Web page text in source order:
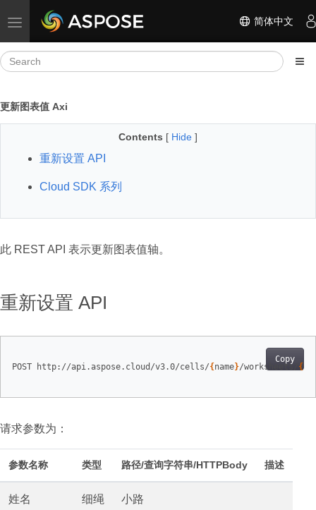
Toggle navigation 简体中文
更新图表值 Axi
Contents [ Hide ]
重新设置 API
Cloud SDK 系列
此 REST API 表示更新图表值轴。
重新设置 API
Copy
POST http://api.aspose.cloud/v3.0/cells/{ name}/worksheets/ {
请求参数为：
参数名称 类型 路径/查询字符串/HTTPBody 描述
姓名 细绳 小路